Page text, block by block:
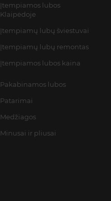
Įtempiamos lubos
Klaipėdoje
Įtempiamų lubų šviestuvai
Įtempiamų lubų remontas
Įtempiamos lubos kaina
Pakabinamos lubos
Patarimai
Medžiagos
Minusai ir pliusai